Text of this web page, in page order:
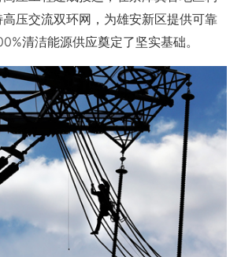
压交流双环网，为雄安新区提供可靠
清洁能源供应奠定了坚实基础。